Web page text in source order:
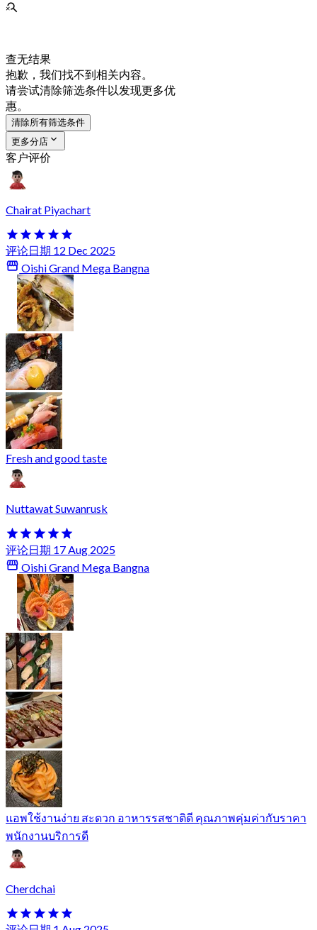
查无结果
抱歉，我们找不到相关内容。
请尝试清除筛选条件以发现更多优
惠。
清除所有筛选条件
更多分店
客户评价
Chairat Piyachart
评论日期 12 Dec 2025
Oishi Grand Mega Bangna
Fresh and good taste
Nuttawat Suwanrusk
评论日期 17 Aug 2025
Oishi Grand Mega Bangna
แอพใช้งานง่าย สะดวก อาหารรสชาติดี คุณภาพคุ่มค่ากับราคา
พนักงานบริการดี
Cherdchai